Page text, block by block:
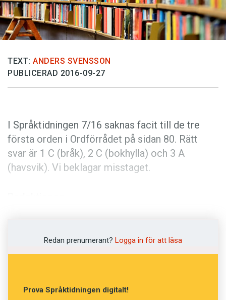
Anmäl till språkpolisen
Föreslå nyord
Annonsera
Prenumerera
TEXT: ANDERS SVENSSON
PUBLICERAD 2016-09-27
I Språktidningen 7/16 saknas facit till de tre
första orden i Ordförrådet på sidan 80. Rätt
svar är 1 C (bråk), 2 C (bokhylla) och 3 A
(havsvik). Vi beklagar misstaget.
Redan prenumerant? Logga in för att läsa
Prova Språktidningen digitalt!